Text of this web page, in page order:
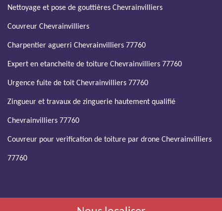
Nettoyage et pose de gouttières Chevrainvilliers
Couvreur Chevrainvilliers
Charpentier aguerri Chevrainvilliers 77760
Expert en etancheite de toiture Chevrainvilliers 77760
Urgence fuite de toit Chevrainvilliers 77760
Zingueur et travaux de zinguerie hautement qualifié
Chevrainvilliers 77760
Couvreur pour verification de toiture par drone Chevrainvilliers
77760